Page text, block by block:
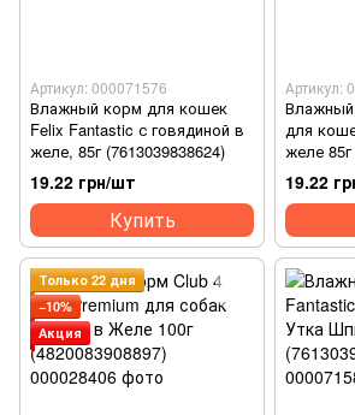
Артикул: 000071576
Влажный корм для кошек
Felix Fantastic с говядиной в
желе, 85г (7613039838624)
19.22 грн/шт
Купить
Артикул:
для
желе 85г
19.22
Только 22 дня
−10%
Акция